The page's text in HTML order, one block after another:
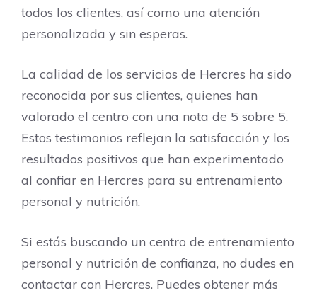
todos los clientes, así como una atención
personalizada y sin esperas.
La calidad de los servicios de Hercres ha sido
reconocida por sus clientes, quienes han
valorado el centro con una nota de 5 sobre 5.
Estos testimonios reflejan la satisfacción y los
resultados positivos que han experimentado
al confiar en Hercres para su entrenamiento
personal y nutrición.
Si estás buscando un centro de entrenamiento
personal y nutrición de confianza, no dudes en
contactar con Hercres. Puedes obtener más